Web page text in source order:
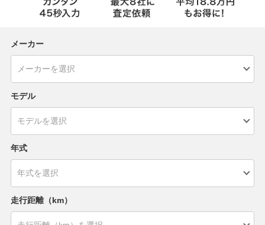
メーカー
モデル
年式
走行距離（km）